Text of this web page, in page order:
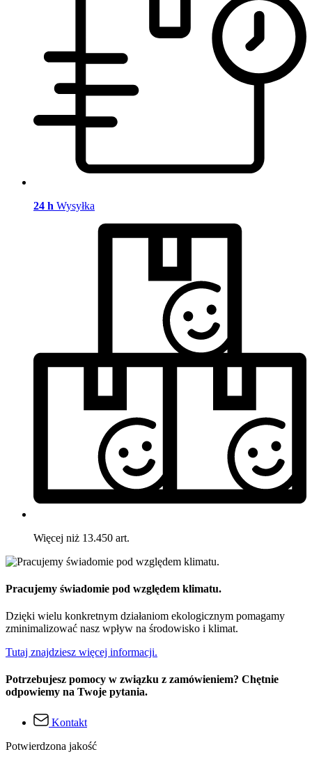
24 h Wysyłka
Więcej niż 13.450 art.
Pracujemy świadomie pod względem klimatu.
Dzięki wielu konkretnym działaniom ekologicznym pomagamy
zminimalizować nasz wpływ na środowisko i klimat.
Tutaj znajdziesz więcej informacji.
Potrzebujesz pomocy w związku z zamówieniem? Chętnie
odpowiemy na Twoje pytania.
Kontakt
Potwierdzona jakość